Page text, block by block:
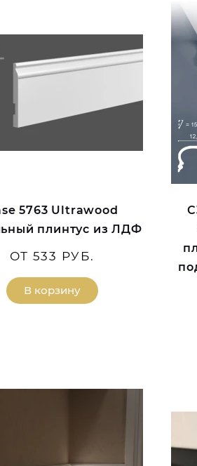
5763 Ultrawood
плинтус из ЛДФ
ОТ 533 РУБ.
В корзину